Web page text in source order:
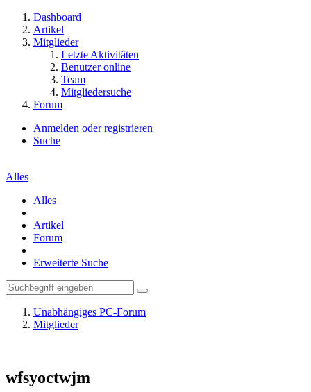
Dashboard
Artikel
Mitglieder
Letzte Aktivitäten
Benutzer online
Team
Mitgliedersuche
Forum
Anmelden oder registrieren
Suche
Alles
Alles
Artikel
Forum
Erweiterte Suche
Unabhängiges PC-Forum
Mitglieder
wfsyoctwjm